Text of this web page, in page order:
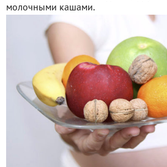
молочными кашами.